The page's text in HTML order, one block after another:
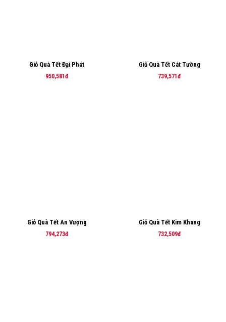
Giỏ Quà Tết Đại Phát
950,581đ
Giỏ Quà Tết Cát Tường
739,571đ
Giỏ Quà Tết An Vượng
794,273đ
Giỏ Quà Tết Kim Khang
732,509đ